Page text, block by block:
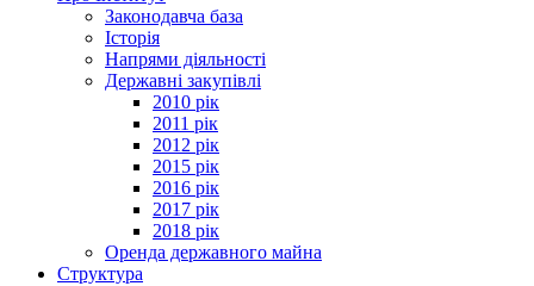
Законодавча база
Історія
Напрями діяльності
Державні закупівлі
2010 рік
2011 рік
2012 рік
2015 рік
2016 рік
2017 рік
2018 рік
Оренда державного майна
Структура